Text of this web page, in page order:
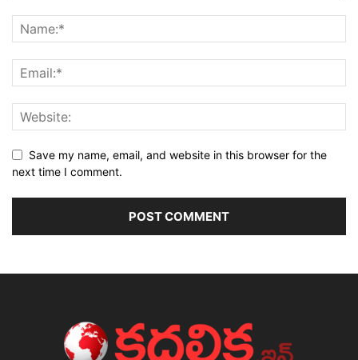
Save my name, email, and website in this browser for the
next time I comment.